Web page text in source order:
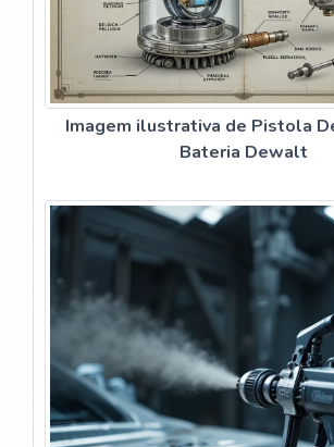
Imagem ilustrativa de Pistola
Bateria Dewalt